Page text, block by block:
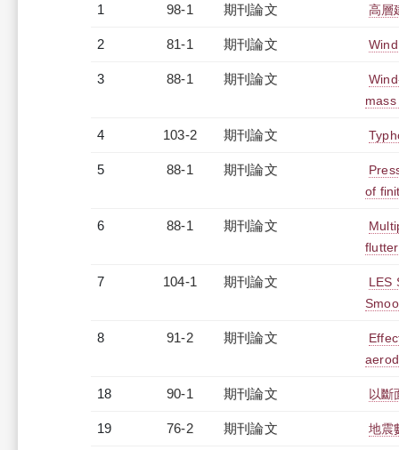
1 98-1 期刊論文 高層
2 81-1 期刊論文
3 88-1 期刊論文
4 103-2 期刊論文
5 88-1 期刊論文
of
6 88-1 期刊論文
7 104-1 期刊論文
LES
8 91-2 期刊論文
18 90-1 期刊論文 以斷
19 76-2 期刊論文 地震